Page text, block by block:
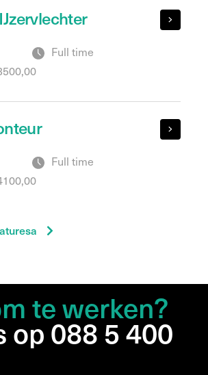
Full time
Full time
te werken?
op 088 5 400